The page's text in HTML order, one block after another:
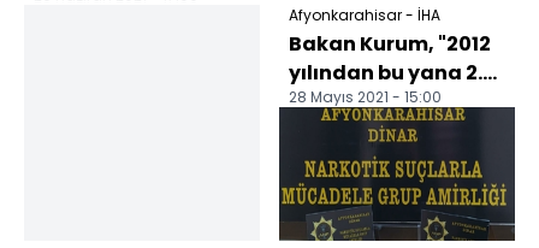
Afyonkarahisar - İHA
Bakan Kurum, "2012
yılından bu yana 2.5
milyon konutu
vatandaşımıza
teslim...
28 Mayıs 2021 - 15:00